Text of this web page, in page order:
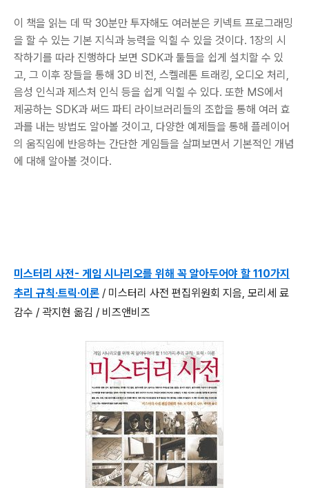
이 책을 읽는 데 딱 30분만 투자해도 여러분은 키넥트 프로그래밍
을 할 수 있는 기본 지식과 능력을 익힐 수 있을 것이다. 1장의 시
작하기를 따라 진행하다 보면 SDK과 툴들을 쉽게 설치할 수 있
고, 그 이후 장들을 통해 3D 비전, 스켈레톤 트래킹, 오디오 처리,
음성 인식과 제스처 인식 등을 쉽게 익힐 수 있다. 또한 MS에서
제공하는 SDK과 써드 파티 라이브러리들의 조합을 통해 여러 효
과를 내는 방법도 알아볼 것이고, 다양한 예제들을 통해 플레이어
의 움직임에 반응하는 간단한 게임들을 살펴보면서 기본적인 개념
에 대해 알아볼 것이다.
미스터리 사전- 게임 시나리오를 위해 꼭 알아두어야 할 110가지
추리 규칙·트릭·이론 / 미스터리 사전 편집위원회 지음, 모리세 료
감수 / 곽지현 옮김 / 비즈앤비즈